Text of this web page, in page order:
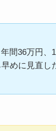
間36万円、
めに見直し